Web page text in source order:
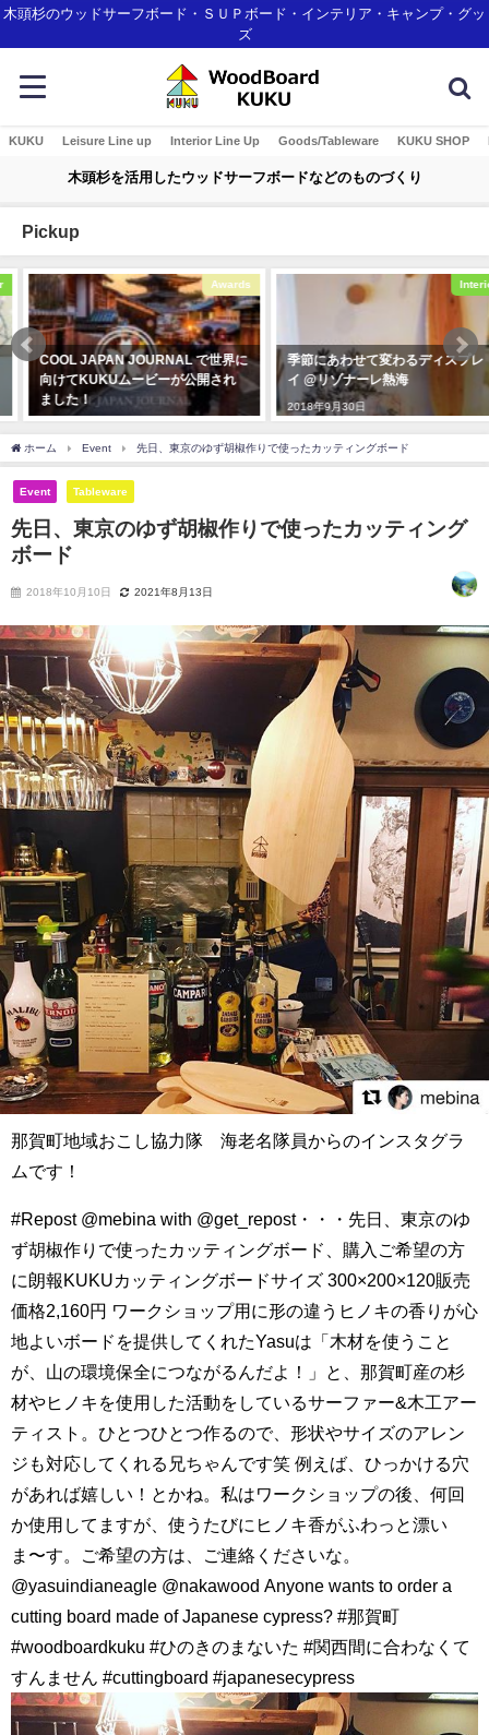
木頭杉のウッドサーフボード・ＳＵＰボード・インテリア・キャンプ・グッ
ズ
KUKU Leisure Line up Interior Line Up Goods/Tableware KUKU SHOP
木頭杉を活用したウッドサーフボードなどのものづくり
Pickup
Awards
COOL JAPAN JOURNAL で世界に
向けてKUKUムービーが公開され
ました！
Interior
季節にあわせて変わるディスプレ
イ @リゾナーレ熱海
2018年9月30日
ホーム Event 先日、東京のゆず胡椒作りで使ったカッティングボード
Event Tableware
先日、東京のゆず胡椒作りで使ったカッティング
ボード
2018年10月10日 2021年8月13日
那賀町地域おこし協力隊 海老名隊員からのインスタグラ
ムです！
#Repost @mebina with @get_repost・・・先日、東京のゆ
ず胡椒作りで使ったカッティングボード、購入ご希望の方
に朗報KUKUカッティングボードサイズ 300×200×120販売
価格2,160円 ワークショップ用に形の違うヒノキの香りが心
地よいボードを提供してくれたYasuは「木材を使うこと
が、山の環境保全につながるんだよ！」と、那賀町産の杉
材やヒノキを使用した活動をしているサーファー&木工アー
ティスト。ひとつひとつ作るので、形状やサイズのアレン
ジも対応してくれる兄ちゃんです笑 例えば、ひっかける穴
があれば嬉しい！とかね。私はワークショップの後、何回
か使用してますが、使うたびにヒノキ香がふわっと漂い
ま〜す。ご希望の方は、ご連絡くださいな。
@yasuindianeagle @nakawood Anyone wants to order a
cutting board made of Japanese cypress? #那賀町
#woodboardkuku #ひのきのまないた #関西間に合わなくて
すんません #cuttingboard #japanesecypress